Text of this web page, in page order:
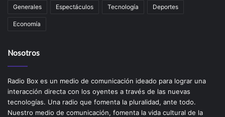
Generales Espectáculos Tecnología Deportes
Economía
Nosotros
Radio Box es un medio de comunicación ideado para lograr una
interacción directa con los oyentes a través de las nuevas
tecnologías. Una radio que fomenta la pluralidad, ante todo.
Nuestro medio de comunicación, fomenta la vida cultural de la